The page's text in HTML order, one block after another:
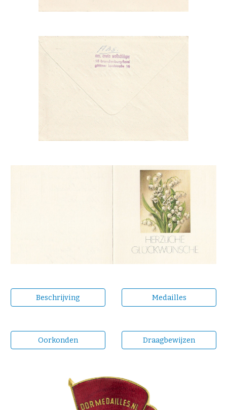
Beschrijving Medailles
Oorkonden Draagbewijzen